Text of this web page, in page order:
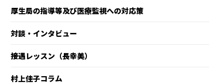
厚生局の指導等及び医療監視への対応策
対談・インタビュー
接遇レッスン（長幸美）
村上佳子コラム